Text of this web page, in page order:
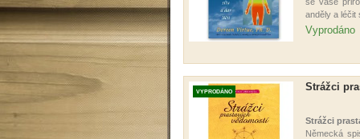
se vaše
anděly a léčit
Vyprodáno
Strážci
VYPRODÁNO
Strážci
Německá